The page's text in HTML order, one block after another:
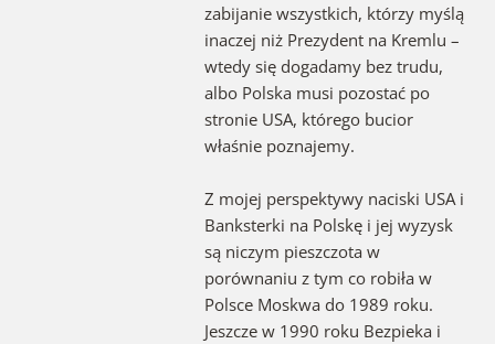
zabijanie wszystkich, którzy myślą
inaczej niż Prezydent na Kremlu –
wtedy się dogadamy bez trudu,
albo Polska musi pozostać po
stronie USA, którego bucior
właśnie poznajemy.
Z mojej perspektywy naciski USA i
Banksterki na Polskę i jej wyzysk
są niczym pieszczota w
porównaniu z tym co robiła w
Polsce Moskwa do 1989 roku.
Jeszcze w 1990 roku Bezpieka i